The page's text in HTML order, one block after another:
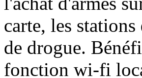
carte, les
de drogue.
fonction wi-fi